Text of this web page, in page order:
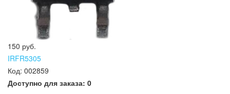
150 руб.
IRFR5305
Код: 002859
Доступно для заказа: 0